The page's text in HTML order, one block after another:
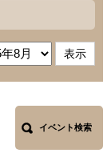
イベント検索